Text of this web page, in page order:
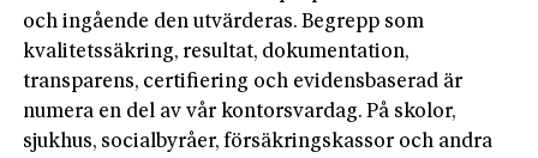
och ingående den utvärderas. Begrepp som
kvalitetssäkring, resultat, dokumentation,
transparens, certifiering och evidensbaserad är
numera en del av vår kontorsvardag. På skolor,
sjukhus, socialbyråer, försäkringskassor och andra